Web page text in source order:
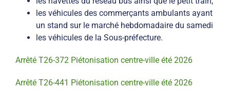
les véhicules des commerçants ambulants ayant
un stand sur le marché hebdomadaire du samedi
les véhicules de la Sous-préfecture.
Arrêté T26-372 Piétonisation centre-ville été 2026
Arrêté T26-441 Piétonisation centre-ville été 2026